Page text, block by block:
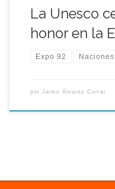
La Unesco
honor en la
Expo 92
por Jaime Álvarez Corral